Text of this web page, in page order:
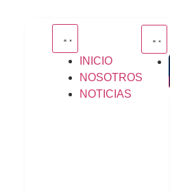
INICIO
NOSOTROS
NOTICIAS